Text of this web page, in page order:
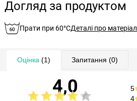
Догляд за продуктом
Прати при 60°CДеталі про матеріал
Оцінка (1) Запитання (0)
4,0 5
4